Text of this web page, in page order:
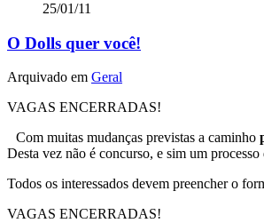
25/01/11
O Dolls quer você!
Arquivado em Geral
VAGAS ENCERRADAS!
Com muitas mudanças previstas a caminho
Desta vez não é concurso, e sim um
Todos os interessados devem preencher o
VAGAS ENCERRADAS!